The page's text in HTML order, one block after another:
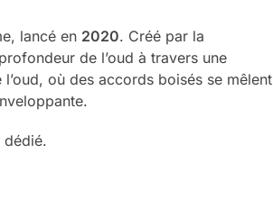
lancé en 2020. Créé par la
de l’oud à travers une
où des accords boisés se mêlent
dédié.